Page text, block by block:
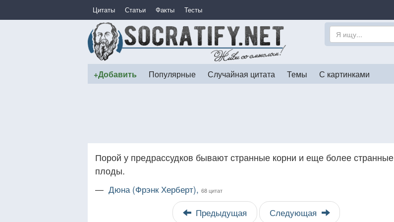
Цитаты Статьи Факты Тесты
+Добавить Популярные Случайная цитата Темы С картинками
Порой у предрассудков бывают странные корни и еще более странные
плоды.
— Дюна (Фрэнк Херберт), 68 цитат
Предыдущая Следующая